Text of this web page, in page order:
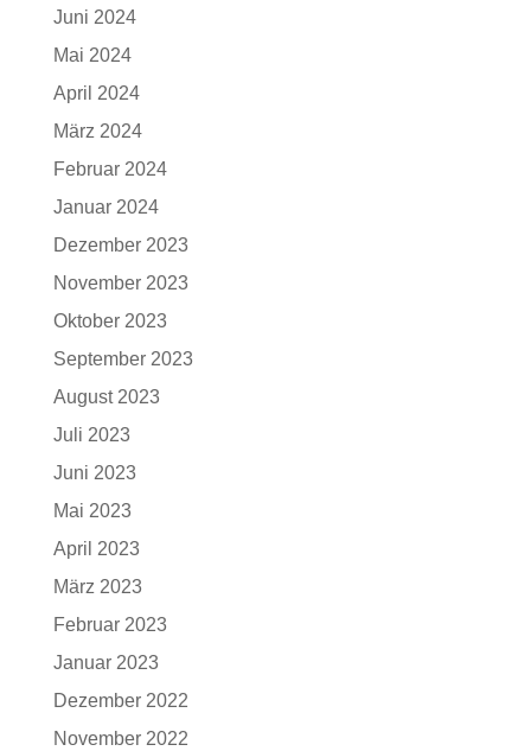
Juni 2024
Mai 2024
April 2024
März 2024
Februar 2024
Januar 2024
Dezember 2023
November 2023
Oktober 2023
September 2023
August 2023
Juli 2023
Juni 2023
Mai 2023
April 2023
März 2023
Februar 2023
Januar 2023
Dezember 2022
November 2022